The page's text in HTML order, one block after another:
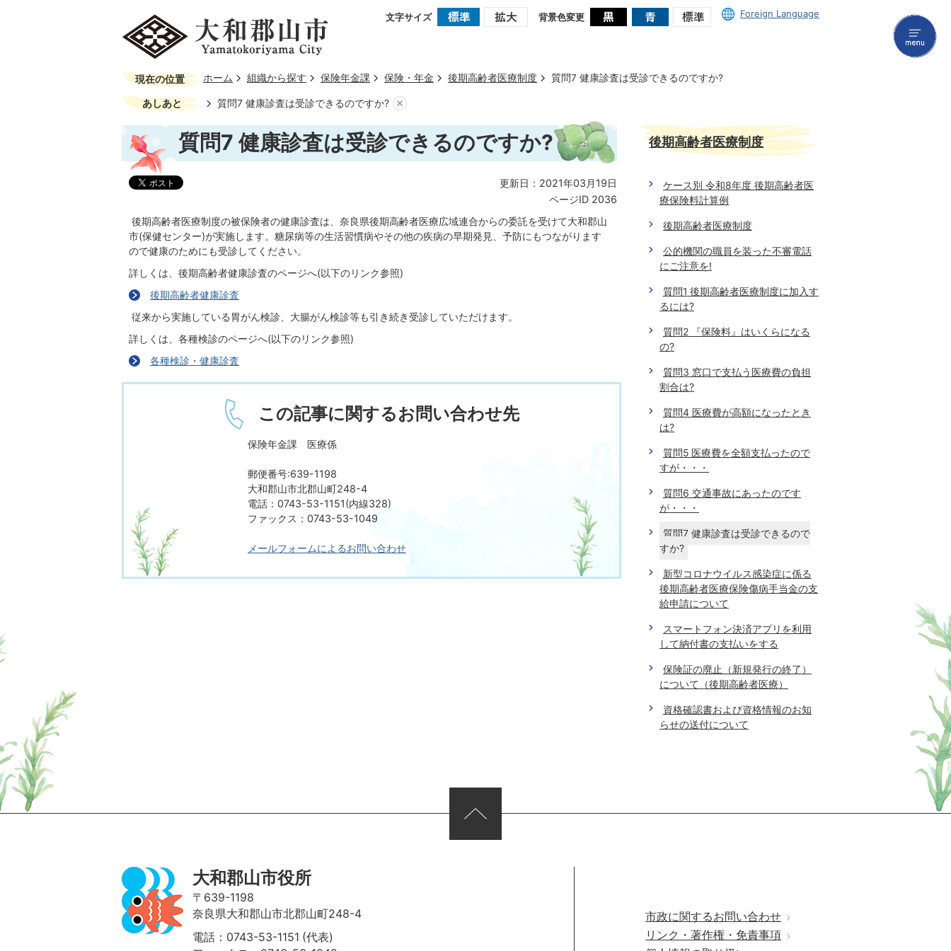
文字サイズ 背景色変更 Foreign Language
現在の位置 ホーム 組織から探す 保険年金課 保険・年金 後期高齢者医療制度 質問7 健康診査は受診できるのですか?
あしあと 質問7 健康診査は受診できるのですか?
質問7 健康診査は受診できるのですか?
更新日：2021年03月19日
ページID 2036
後期高齢者医療制度の被保険者の健康診査は、奈良県後期高齢者医療広域連合からの委託を受けて大和郡山
市(保健センター)が実施します。糖尿病等の生活習慣病やその他の疾病の早期発見、予防にもつながります
ので健康のためにも受診してください。
詳しくは、後期高齢者健康診査のページへ(以下のリンク参照)
後期高齢者健康診査
従来から実施している胃がん検診、大腸がん検診等も引き続き受診していただけます。
詳しくは、各種検診のページへ(以下のリンク参照)
各種検診・健康診査
この記事に関するお問い合わせ先
保険年金課 医療係
郵便番号:639-1198
大和郡山市北郡山町248-4
電話：0743-53-1151(内線328)
ファックス：0743-53-1049
メールフォームによるお問い合わせ
後期高齢者医療制度
ケース別 令和8年度 後期高齢者医
療保険料計算例
後期高齢者医療制度
公的機関の職員を装った不審電話
にご注意を!
質問1 後期高齢者医療制度に加入す
るには?
質問2 『保険料』はいくらになる
の?
質問3 窓口で支払う医療費の負担
割合は?
質問4 医療費が高額になったとき
は?
質問5 医療費を全額支払ったので
すが・・・
質問6 交通事故にあったのです
が・・・
質問7 健康診査は受診できるので
すか?
新型コロナウイルス感染症に係る
後期高齢者医療保険傷病手当金の支
給申請について
スマートフォン決済アプリを利用
して納付書の支払いをする
保険証の廃止（新規発行の終了）
について（後期高齢者医療）
資格確認書および資格情報のお知
らせの送付について
大和郡山市役所
〒639-1198
奈良県大和郡山市北郡山町248-4
電話：0743-53-1151 (代表)
市政に関するお問い合わせ
リンク・著作権・免責事項